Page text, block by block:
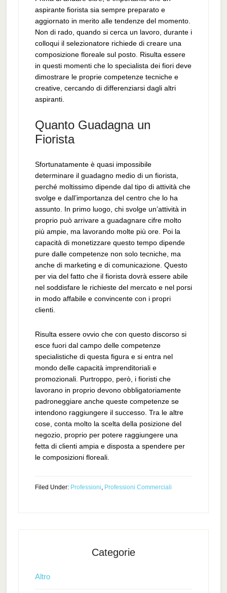
aspirante fiorista sia sempre preparato e
aggiornato in merito alle tendenze del momento.
Non di rado, quando si cerca un lavoro, durante i
colloqui il selezionatore richiede di creare una
composizione floreale sul posto. Risulta essere
in questi momenti che lo specialista dei fiori deve
dimostrare le proprie competenze tecniche e
creative, cercando di differenziarsi dagli altri
aspiranti.
Quanto Guadagna un
Fiorista
Sfortunatamente è quasi impossibile
determinare il guadagno medio di un fiorista,
perché moltissimo dipende dal tipo di attività che
svolge e dall’importanza del centro che lo ha
assunto. In primo luogo, chi svolge un’attività in
proprio può arrivare a guadagnare cifre molto
più ampie, ma lavorando molte più ore. Poi la
capacità di monetizzare questo tempo dipende
pure dalle competenze non solo tecniche, ma
anche di marketing e di comunicazione. Questo
per via del fatto che il fiorista dovrà essere abile
nel soddisfare le richieste del mercato e nel porsi
in modo affabile e convincente con i propri
clienti.
Risulta essere ovvio che con questo discorso si
esce fuori dal campo delle competenze
specialistiche di questa figura e si entra nel
mondo delle capacità imprenditoriali e
promozionali. Purtroppo, però, i fioristi che
lavorano in proprio devono obbligatoriamente
padroneggiare anche queste competenze se
intendono raggiungere il successo. Tra le altre
cose, conta molto la scelta della posizione del
negozio, proprio per potere raggiungere una
fetta di clienti ampia e disposta a spendere per
le composizioni floreali.
Filed Under: Professioni, Professioni Commerciali
Categorie
Altro